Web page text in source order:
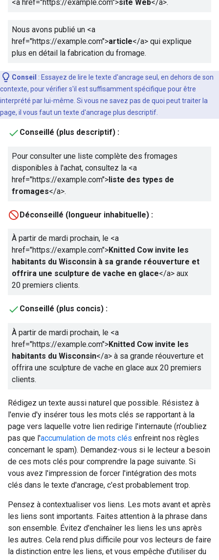
<a href="https://example.com">site Web</a>.
Nous avons publié un <a
href="https://example.com">article</a> qui explique
plus en détail la fabrication du fromage.
Conseil : Essayez de lire le texte d'ancrage seul, en dehors de son
contexte, pour vérifier s'il est suffisamment spécifique pour être
interprété par lui-même. Si vous ne savez pas de quoi peut traiter la
page, il vous faut un texte d'ancrage plus descriptif.
Conseillé (plus descriptif) :
Pour consulter une liste complète des fromages
disponibles à l'achat, consultez la <a
href="https://example.com">liste des types de
fromages</a>.
Déconseillé (longueur inhabituelle) :
À partir de mardi prochain, le <a
href="https://example.com">Knitted Cow invite les
habitants du Wisconsin à sa grande réouverture et
offrira une sculpture de vache en glace</a> aux
20 premiers clients.
Conseillé (plus concis) :
À partir de mardi prochain, le <a
href="https://example.com">Knitted Cow invite les
habitants du Wisconsin</a> à sa grande réouverture et
offrira une sculpture de vache en glace aux 20 premiers
clients.
Rédigez un texte aussi naturel que possible. Résistez à
l'envie d'y insérer tous les mots clés se rapportant à la
page vers laquelle votre lien redirige l'internaute (n'oubliez
pas que l'accumulation de mots clés enfreint nos règles
concernant le spam). Demandez-vous si le lecteur a besoin
de ces mots clés pour comprendre la page suivante. Si
vous avez l'impression de forcer l'intégration des mots
clés dans le texte d'ancrage, c'est probablement trop.
Pensez à contextualiser vos liens. Les mots avant et après
les liens sont importants. Faites attention à la phrase dans
son ensemble. Évitez d'enchaîner les liens les uns après
les autres. Cela rend plus difficile pour vos lecteurs de faire
la distinction entre les liens, et vous empêche d'utiliser du